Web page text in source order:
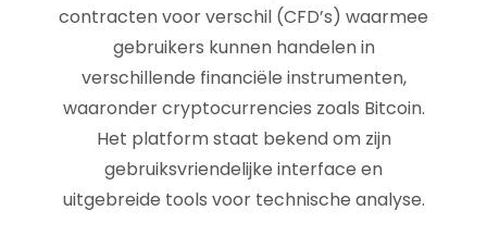
contracten voor verschil (CFD’s) waarmee
gebruikers kunnen handelen in
verschillende financiële instrumenten,
waaronder cryptocurrencies zoals Bitcoin.
Het platform staat bekend om zijn
gebruiksvriendelijke interface en
uitgebreide tools voor technische analyse.